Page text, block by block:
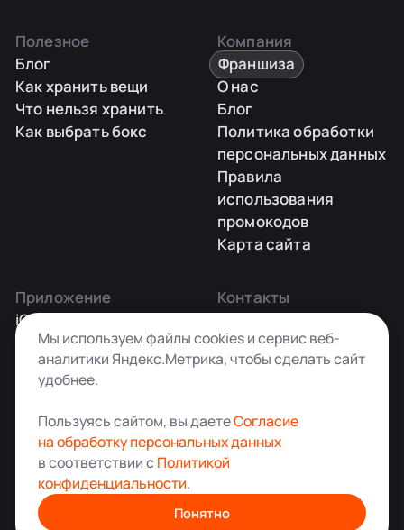
Полезное
Блог
Как хранить вещи
Что нельзя хранить
Как выбрать бокс
Компания
Франшиза
О нас
Блог
Политика обработки
персональных данных
Правила
использования
промокодов
Карта сайта
Приложение
iOS
Android
Контакты
Заказать звонок
+7 495 181-55-45
info@kladovkin.ru
Аренда склада для хранения вещей в Москве
© ООО «Кладовкин» 2026. Все права защищены
Мы используем файлы cookies и сервис веб-
аналитики Яндекс.Метрика, чтобы сделать сайт
удобнее.
Пользуясь сайтом, вы даетеСогласие
на обработку персональных данных
в соответствии с Политикой
конфиденциальности.
Понятно